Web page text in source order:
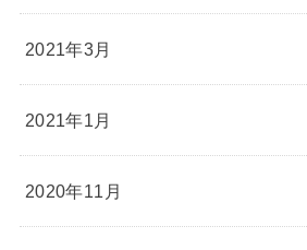
2021年3月
2021年1月
2020年11月